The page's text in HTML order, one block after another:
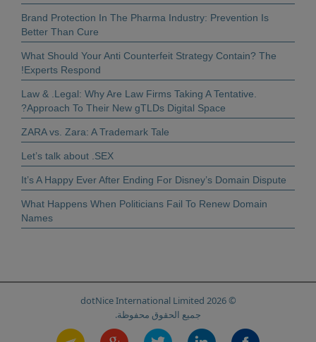
Brand Protection In The Pharma Industry: Prevention Is
Better Than Cure
What Should Your Anti Counterfeit Strategy Contain? The
Experts Respond!
.Law & .Legal: Why Are Law Firms Taking A Tentative
Approach To Their New gTLDs Digital Space?
ZARA vs. Zara: A Trademark Tale
Let’s talk about .SEX
It’s A Happy Ever After Ending For Disney’s Domain Dispute
What Happens When Politicians Fail To Renew Domain
Names
© 2026 dotNice International Limited
جميع الحقوق محفوظة.